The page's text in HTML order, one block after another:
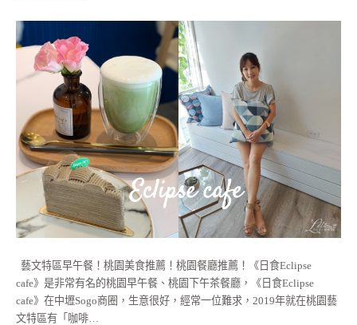
藝文特區早午餐！桃園美食推薦！桃園餐廳推薦！《日食Eclipse
cafe》是非常有名的桃園早午餐、桃園下午茶餐廳，《日食Eclipse
cafe》在中壢Sogo商圈，生意很好，經常一位難求，2019年就在桃園藝
文特區有「咖啡…